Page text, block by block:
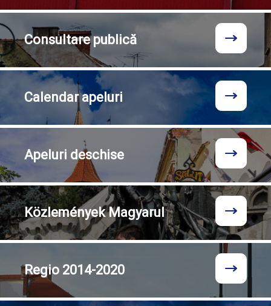
Consultarepublică
Calendarapeluri
Apeluri deschise
KözleményekMagyarul
Regio 2014-2020